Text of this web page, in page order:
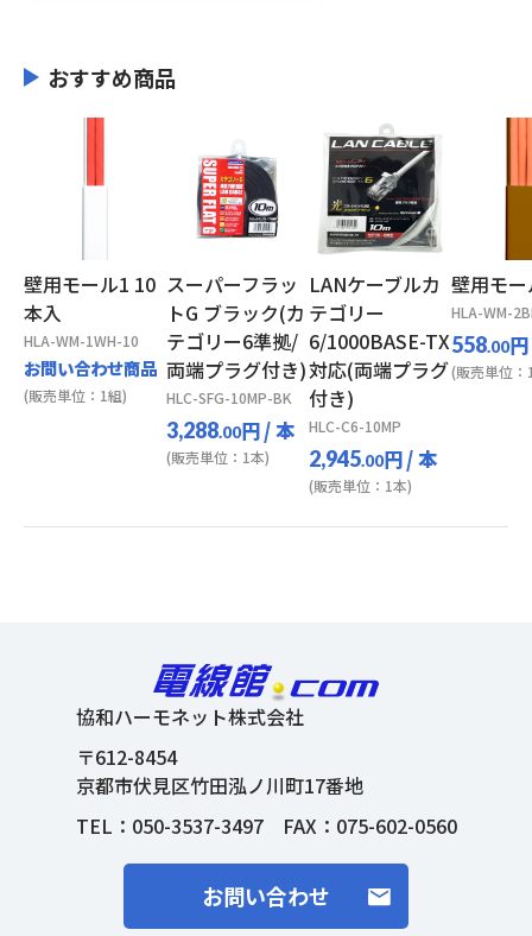
おすすめ商品
壁用モール1 10
本入
HLA-WM-1WH-10
お問い合わせ商品
(販売単位：1組)
スーパーフラッ
トG ブラック(カ
テゴリー6準拠/
両端プラグ付き)
HLC-SFG-10MP-BK
3,288.00円/ 本
(販売単位：1本)
LANケーブルカ
テゴリー
6/1000BASE-TX
対応(両端プラグ
付き)
HLC-C6-10MP
2,945.00円/ 本
(販売単位：1本)
壁用モ
HLA-WM-
558.00円
(販売単位：
協和ハーモネット株式会社
〒612-8454
京都市伏見区竹田泓ノ川町17番地
TEL： 050-3537-3497FAX：075-602-0560
お問い合わせ